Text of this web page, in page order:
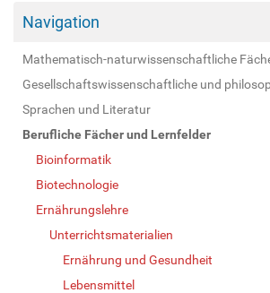
Navigation
Mathematisch-naturwissenschaftliche
Gesellschaftswissenschaftliche und
Sprachen und Literatur
Berufliche Fächer und Lernfelder
Bioinformatik
Biotechnologie
Ernährungslehre
Unterrichtsmaterialien
Ernährung und Gesundheit
Lebensmittel